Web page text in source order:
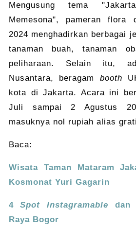
Mengusung tema
Memesona", pameran flora
2024 menghadirkan berbagai
tanaman buah, tanaman
peliharaan. Selain itu,
Nusantara, beragam booth
kota di Jakarta. Acara ini
Juli sampai 2 Agustus
masuknya nol rupiah alias
Baca:
Wisata Taman Mataram
Kosmonat Yuri Gagarin
4Spot Instagramable dan
Raya Bogor